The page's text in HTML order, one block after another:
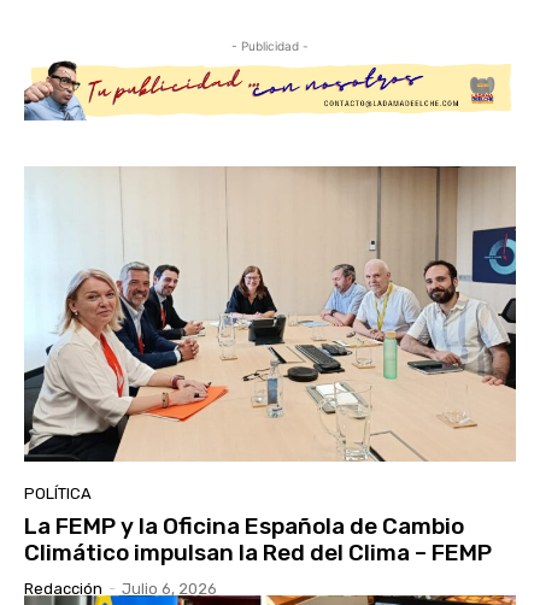
- Publicidad -
POLÍTICA
La FEMP y la Oficina Española de Cambio
Climático impulsan la Red del Clima – FEMP
Redacción - Julio 6, 2026